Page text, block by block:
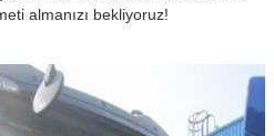
almanızı bekliyoruz!